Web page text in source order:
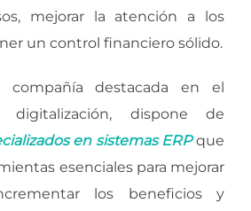
mejorar la atención a los
un control financiero sólido.
compañía destacada en el
dispone de
en sistemas ERPque
esenciales para mejorar
los beneficios y